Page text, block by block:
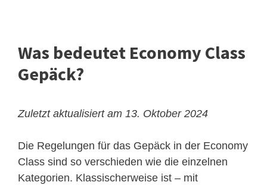
Was bedeutet Economy Class
Gepäck?
Zuletzt aktualisiert am 13. Oktober 2024
Die Regelungen für das Gepäck in der Economy
Class sind so verschieden wie die einzelnen
Kategorien. Klassischerweise ist – mit